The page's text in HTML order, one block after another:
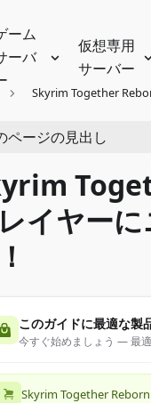
ーム
ーバ
仮想専用
サーバー
Skyrim Together
ページの見出し
イヤー
このガイドに最適な製
今すぐ始めましょう — 最
Skyrim Together